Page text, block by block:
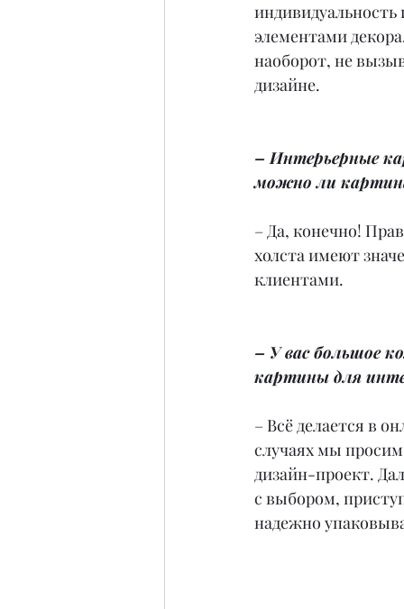
индивидуальность
элементами
наоборот, не
дизайне.
– Интерьерные
можно ли
– Да, конечно!
холста имеют
клиентами.
– У вас большое
картины для
– Всё делается в
случаях мы
дизайн-проект.
с выбором,
надежно